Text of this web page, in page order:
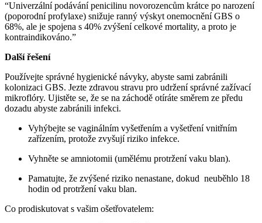
“Univerzální podávání penicilinu novorozencům krátce po narození
(poporodní profylaxe) snižuje ranný výskyt onemocnění GBS o
68%, ale je spojena s 40% zvýšení celkové mortality, a proto je
kontraindikováno.”
Další řešení
Používejte správné hygienické návyky, abyste sami zabránili
kolonizaci GBS. Jezte zdravou stravu pro udržení správné zažívací
mikroflóry. Ujistěte se, že se na záchodě otíráte směrem ze předu
dozadu abyste zabránili infekci.
Vyhýbejte se vaginálním vyšetřením a vyšetření vnitřním
zařízením, protože zvyšují riziko infekce.
Vyhněte se amniotomii (umělému protržení vaku blan).
Pamatujte, že zvýšené riziko nenastane, dokud neuběhlo 18
hodin od protržení vaku blan.
Co prodiskutovat s vašim ošetřovatelem: